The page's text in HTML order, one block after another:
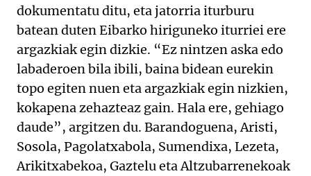
dokumentatu ditu, eta jatorria iturburu
batean duten Eibarko hiriguneko iturriei ere
argazkiak egin dizkie. “Ez nintzen aska edo
labaderoen bila ibili, baina bidean eurekin
topo egiten nuen eta argazkiak egin nizkien,
kokapena zehazteaz gain. Hala ere, gehiago
daude”, argitzen du. Barandoguena, Aristi,
Sosola, Pagolatxabola, Sumendixa, Lezeta,
Arikitxabekoa, Gaztelu eta Altzubarrenekoak